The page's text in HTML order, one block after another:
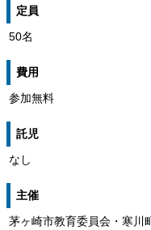
定員
50名
費用
参加無料
託児
なし
主催
茅ヶ崎市教育委員会・寒川町